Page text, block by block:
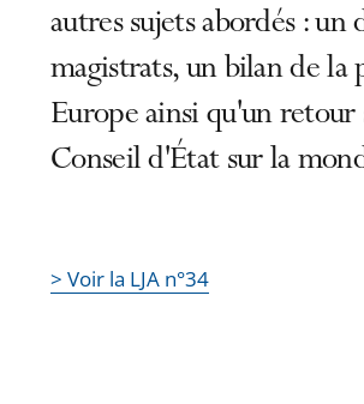
autres sujets abordés :
magistrats, un bilan de la
Europe ainsi qu'un
Conseil d'État sur la
> Voir la LJA n°34